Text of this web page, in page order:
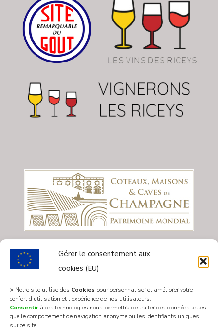
Gérer le consentement aux
cookies (EU)
> Notre site utilise des Cookies pour personnaliser et améliorer votre
confort d'utilisation et l’expérience de nos utilisateurs.
Consentir à ces technologies nous permettra de traiter des données telles
que le comportement de navigation anonyme ou les identifiants uniques
sur ce site.